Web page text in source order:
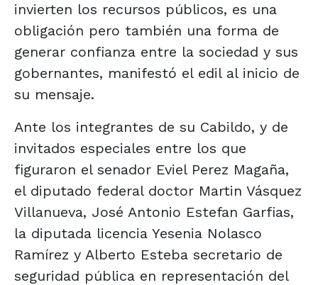
invierten los recursos públicos, es una
obligación pero también una forma de
generar confianza entre la sociedad y sus
gobernantes, manifestó el edil al inicio de
su mensaje.
Ante los integrantes de su Cabildo, y de
invitados especiales entre los que
figuraron el senador Eviel Perez Magaña,
el diputado federal doctor Martin Vásquez
Villanueva, José Antonio Estefan Garfias,
la diputada licencia Yesenia Nolasco
Ramírez y Alberto Esteba secretario de
seguridad pública en representación del